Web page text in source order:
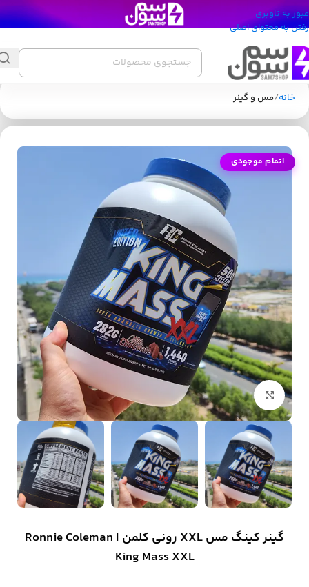
عبور به ناوبری
رفتن به محتوای اصلی
خانه مس و گینر
اتمام موجودی
بزرگنمایی تصویر
گینر کینگ مس XXL رونی کلمن | Ronnie Coleman
King Mass XXL